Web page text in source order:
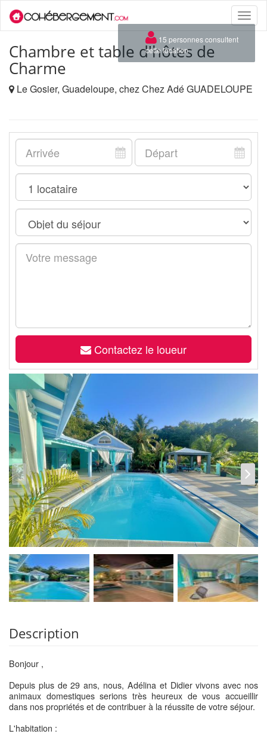
Toggle
Chambre et table d'hôtes de
Charme
Le Gosier, Guadeloupe, chez Chez Adé GUADELOUPE
Contactez le loueur
Description
Bonjour ,
Depuis plus de 29 ans, nous, Adélina et Didier vivons avec nos
animaux domestiques serions très heureux de vous accueillir
dans nos propriétés et de contribuer à la réussite de votre séjour.
L'habitation :
×
15 personnes consultent
cette location